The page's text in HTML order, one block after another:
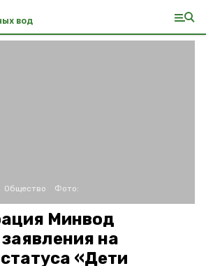
вод
Общество Фото:
Минвод
на
«Дети